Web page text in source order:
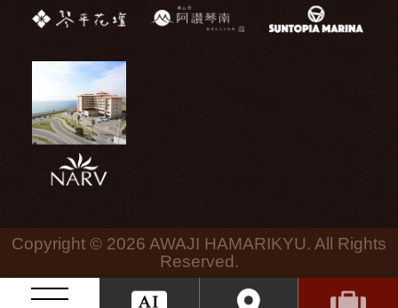
Copyright © 2026 AWAJI HAMARIKYU. All Rights
Reserved.